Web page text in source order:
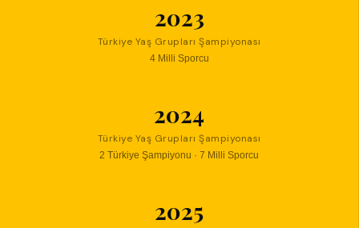
2023
Türkiye Yaş Grupları Şampiyonası
4 Milli Sporcu
2024
Türkiye Yaş Grupları Şampiyonası
2 Türkiye Şampiyonu · 7 Milli Sporcu
2025